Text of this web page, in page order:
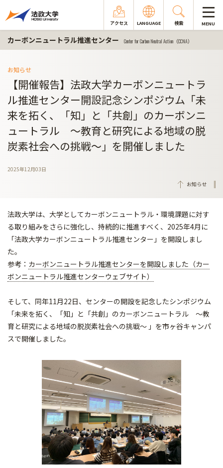
アクセス LANGUAGE 検索 MENU
カーボンニュートラル推進センター Center for Carbon Neutral Action（CCNA）
お知らせ
【開催報告】法政大学カーボンニュートラ
ル推進センター開設記念シンポジウム「未
来を拓く、「知」と「共創」のカーボンニ
ュートラル ～教育と研究による地域の脱
炭素社会への挑戦～」を開催しました
2025年12月03日
お知らせ
法政大学は、大学としてカーボンニュートラル・環境課題に対す
る取り組みをさらに強化し、持続的に推進すべく、2025年4月に
「法政大学カーボンニュートラル推進センター」を開設しまし
た。
参考： カーボンニュートラル推進センターを開設しました（カー
ボンニュートラル推進センターウェブサイト）
そして、同年11月22日、センターの開設を記念したシンポジウム
「未来を拓く、「知」と「共創」のカーボンニュートラル ～教
育と研究による地域の脱炭素社会への挑戦～ 」を市ヶ谷キャンパ
スで開催しました。